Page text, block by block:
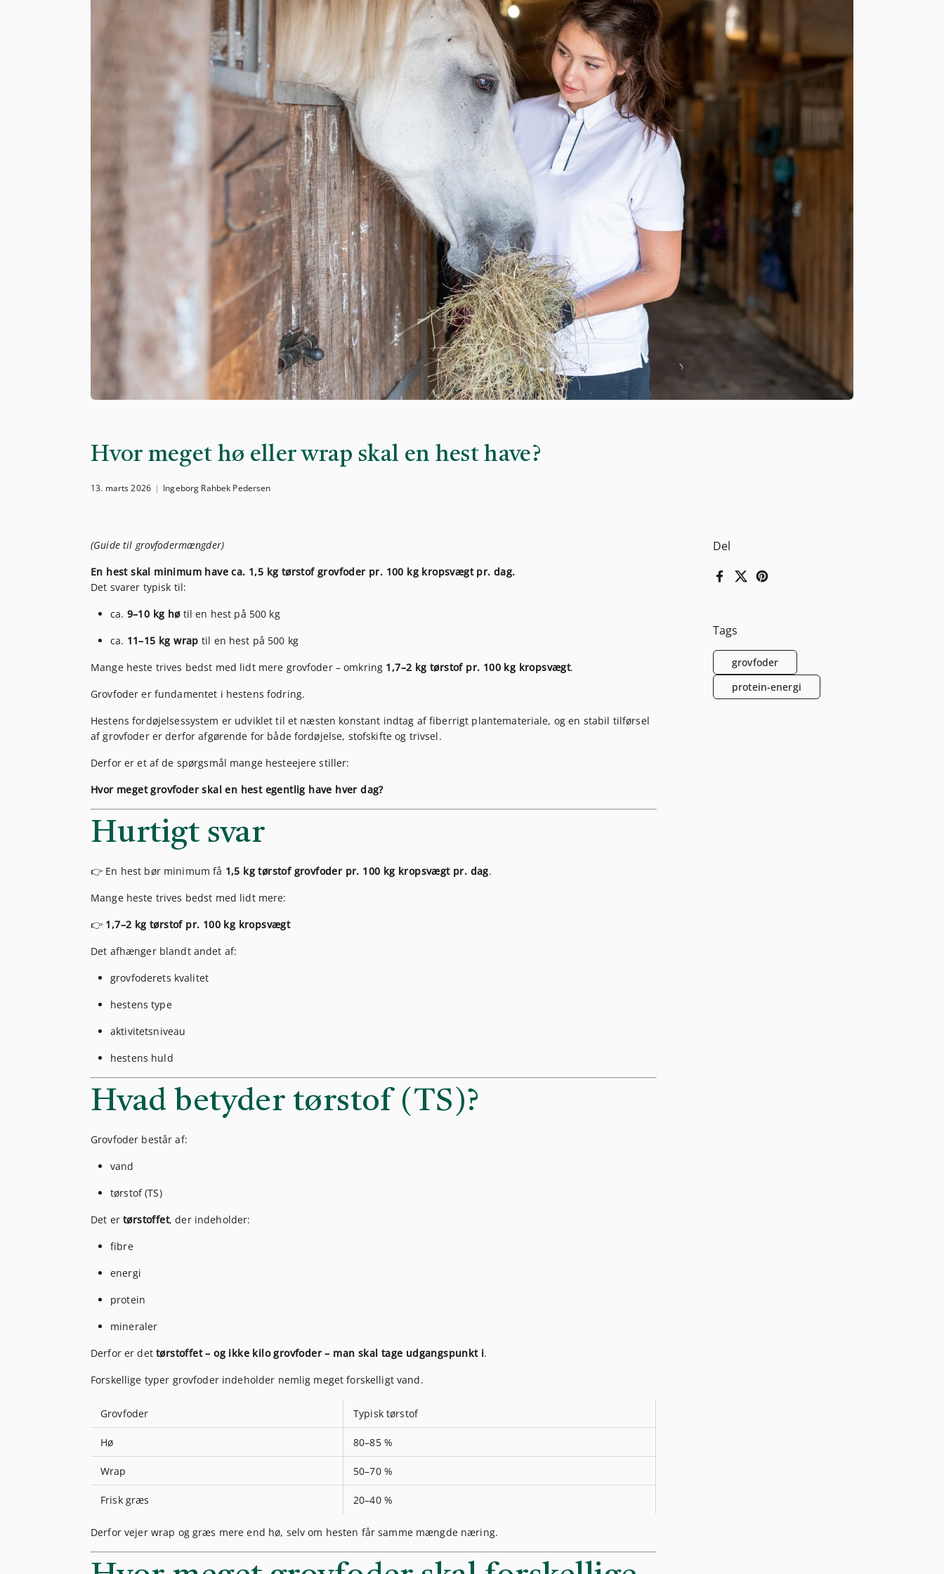
Hvor meget hø eller wrap skal en hest have?
13. marts 2026 Ingeborg Rahbek Pedersen
Del
Facebook
X (Twitter)
Pinterest
Tags
grovfoder
protein-energi
(Guide til grovfodermængder)
En hest skal minimum have ca. 1,5 kg tørstof grovfoder pr. 100 kg kropsvægt pr. dag.
Det svarer typisk til:
ca. 9–10 kg høtil en hest på 500 kg
ca. 11–15 kg wrap til en hest på 500 kg
Mange heste trives bedst med lidt mere grovfoder – omkring 1,7–2 kg tørstof pr. 100 kg kropsvægt.
Grovfoder er fundamentet i hestens fodring.
Hestens fordøjelsessystem er udviklet til et næsten konstant indtag af fiberrigt plantemateriale, og en stabil tilførsel
af grovfoder er derfor afgørende for både fordøjelse, stofskifte og trivsel.
Derfor er et af de spørgsmål mange hesteejere stiller:
Hvor meget grovfoder skal en hest egentlig have hver dag?
Hurtigt svar
👉 En hest bør minimum få 1,5 kg tørstof grovfoder pr. 100 kg kropsvægt pr. dag.
Mange heste trives bedst med lidt mere:
👉 1,7–2 kg tørstof pr. 100 kg kropsvægt
Det afhænger blandt andet af:
grovfoderets kvalitet
hestens type
aktivitetsniveau
hestens huld
Hvad betyder tørstof (TS)?
Grovfoder består af:
vand
tørstof (TS)
Det ertørstoffet, der indeholder:
fibre
energi
protein
mineraler
Derfor er dettørstoffet – og ikke kilo grovfoder – man skal tage udgangspunkt i.
Forskellige typer grovfoder indeholder nemlig meget forskelligt vand.
Grovfoder Typisk tørstof
Hø 80–85 %
Wrap 50–70 %
Frisk græs 20–40 %
Derfor vejer wrap og græs mere end hø, selv om hesten får samme mængde næring.